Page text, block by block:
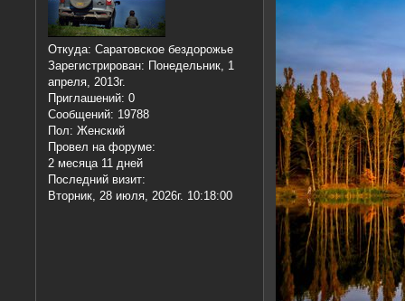
Откуда: Саратовское бездорожье
Зарегистрирован: Понедельник, 1
апреля, 2013г.
Приглашений: 0
Сообщений: 19788
Пол: Женский
Провел на форуме:
2 месяца 11 дней
Последний визит:
Вторник, 28 июля, 2026г. 10:18:00